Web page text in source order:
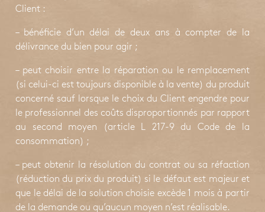
Client :
– bénéficie d’un délai de deux ans à compter de la
délivrance du bien pour agir ;
– peut choisir entre la réparation ou le remplacement
(si celui-ci est toujours disponible à la vente) du produit
concerné sauf lorsque le choix du Client engendre pour
le professionnel des coûts disproportionnés par rapport
au second moyen (article L 217-9 du Code de la
consommation) ;
– peut obtenir la résolution du contrat ou sa réfaction
(réduction du prix du produit) si le défaut est majeur et
que le délai de la solution choisie excède 1 mois à partir
de la demande ou qu’aucun moyen n’est réalisable.